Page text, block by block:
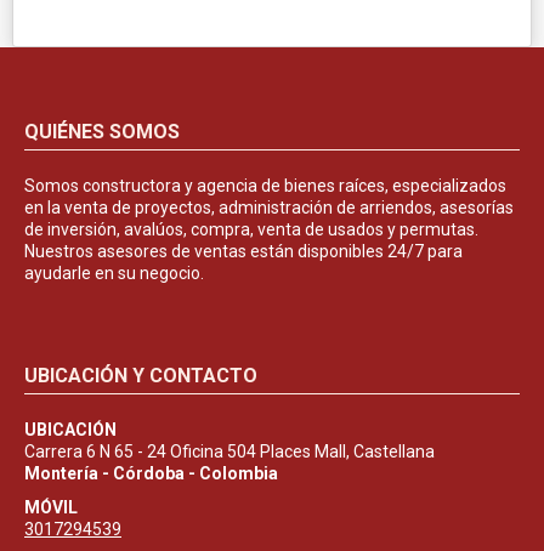
QUIÉNES SOMOS
Somos constructora y agencia de bienes raíces, especializados
en la venta de proyectos, administración de arriendos, asesorías
de inversión, avalúos, compra, venta de usados y permutas.
Nuestros asesores de ventas están disponibles 24/7 para
ayudarle en su negocio.
UBICACIÓN Y CONTACTO
UBICACIÓN
Carrera 6 N 65 - 24 Oficina 504 Places Mall, Castellana
Montería - Córdoba - Colombia
MÓVIL
3017294539